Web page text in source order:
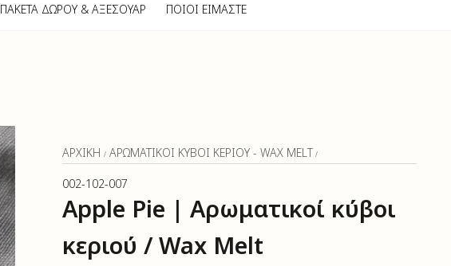
ΠΑΚΕΤΑ ΔΩΡΟΥ & ΑΞΕΣΟΥΑΡ ΠΟΙΟΙ ΕΙΜΑΣΤΕ
ΑΡΧΙΚΉ / ΑΡΩΜΑΤΙΚΟΙ ΚΥΒΟΙ ΚΕΡΙΟΥ - WAX MELT /
002-102-007
Apple Pie | Αρωματικοί κύβοι
κεριού / Wax Melt